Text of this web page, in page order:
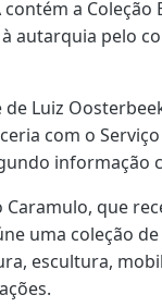
a Coleção
autarquia pelo
Luiz
com o
informação
que
uma coleção
escultura,